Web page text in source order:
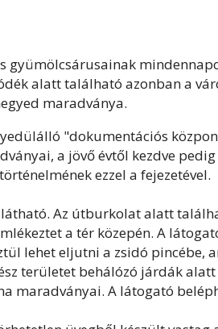
alatt található azonban a
maradványa.
"dokumentációs
a jövő évtől kezdve
ezzel a fejezetével.
Az útburkolat alatt
a tér közepén. A
lehet eljutni a zsidó pincébe,
területet behálózó járdák
maradványai. A látogató